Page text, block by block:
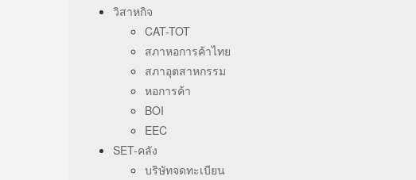
วิสาหกิจ
CAT-TOT
สภาหอการค้าไทย
สภาอุตสาหกรรม
หอการค้า
BOI
EEC
SET-คลัง
บริษัทจดทะเบียน